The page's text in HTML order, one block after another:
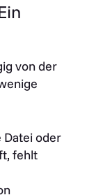
von der
Datei oder
fehlt